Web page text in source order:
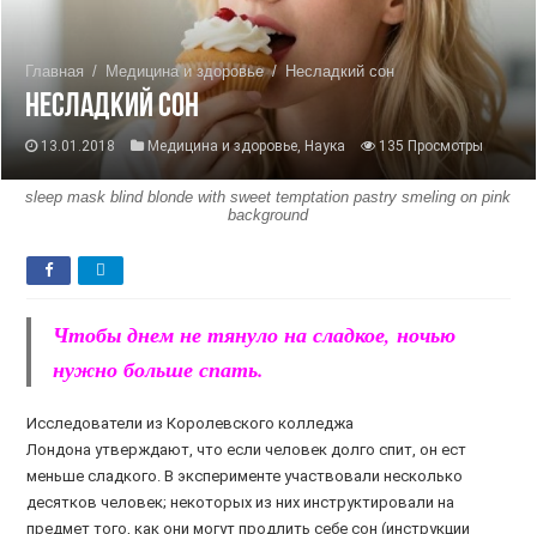
Главная / Медицина и здоровье / Несладкий сон
Несладкий сон
13.01.2018 Медицина и здоровье, Наука 135 Просмотры
sleep mask blind blonde with sweet temptation pastry smeling on pink
background
Чтобы днем не тянуло на сладкое, ночью
нужно больше спать.
Исследователи из Королевского колледжа
Лондона утверждают, что если человек долго спит, он ест
меньше сладкого. В эксперименте участвовали несколько
десятков человек; некоторых из них инструктировали на
предмет того, как они могут продлить себе сон (инструкции